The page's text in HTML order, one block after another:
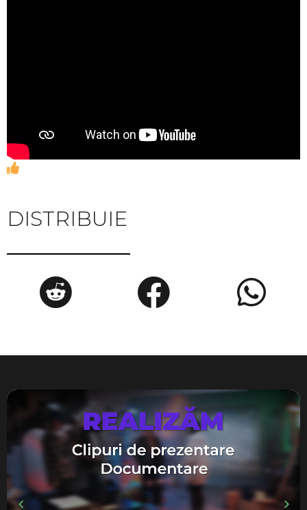
DISTRIBUIE